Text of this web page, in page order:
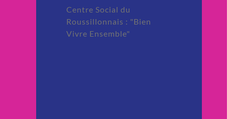
Centre Social du
Roussillonnais : "Bien
Vivre Ensemble"